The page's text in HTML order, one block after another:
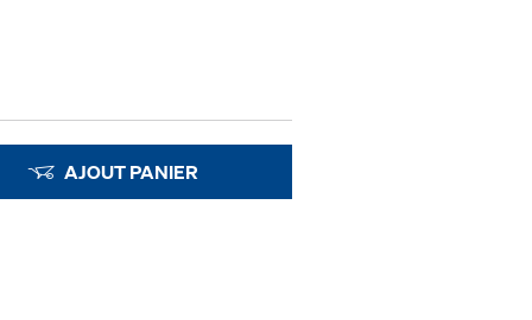
AJOUT PANIER